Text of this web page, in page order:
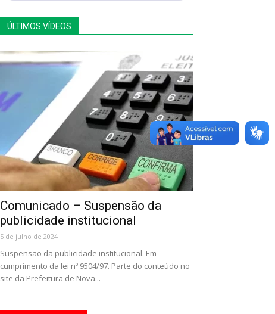
ÚLTIMOS VÍDEOS
Comunicado – Suspensão da
publicidade institucional
5 de julho de 2024
Suspensão da publicidade institucional. Em
cumprimento da lei nº 9504/97. Parte do conteúdo no
site da Prefeitura de Nova...